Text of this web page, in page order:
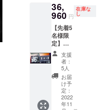
ほどか
かる見
込みで
す。 ※
発送は
日本国
内に限
らせて
頂きま
す。 ※
入荷日
次第で
は先に
超える
ことも
ありま
す。 国
内倉庫
へ到着
後は、
お届け
まで通
常1週間
ほどか
かる見
込みで
了承く
ださ
い。 ※
ご注文
状況、
製造工
程上の
都合等
により
出荷時
期が遅
れる場
合があ
りま
が向上
した場
合、一
般販売
価格が
変更に
なる可
能性も
ござい
ます。
※デザイ
ン・仕
様は変
更にな
OX １
セット
一般販
売予定
価格：
26,400
円（税
込）
19% オ
フ 価
格：
21,912
円（税
込） 送
36,
960 円
在庫な
し
【先着5
名様限
定】最
速割ダ
ブル
30％OF
F
MATEB
OX × 2
【自然
故障に
支援
者：
5人
お届
け予
定：
2022
年11